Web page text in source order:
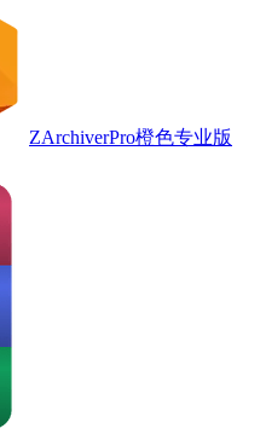
ZArchiverPro橙色专业版